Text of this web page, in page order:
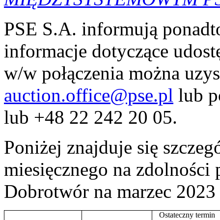
PSE S.A. informują
informacje dotyczące
w/w połączenia można
auction.office@pse.pl lub
lub +48 22 242 20 05.
Poniżej znajduje się
miesięcznego na zdolności
Dobrotwór na marzec 2023
Ostateczny termin